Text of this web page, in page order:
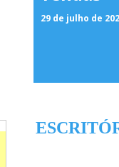
29 de julho de